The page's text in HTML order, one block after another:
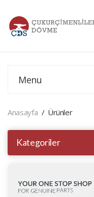
Menu
Anasayfa Ürünler
Kategoriler